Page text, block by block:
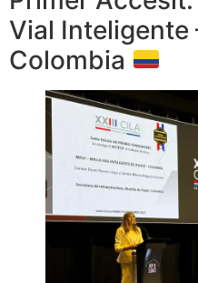
Vial Inteligente
Colombia